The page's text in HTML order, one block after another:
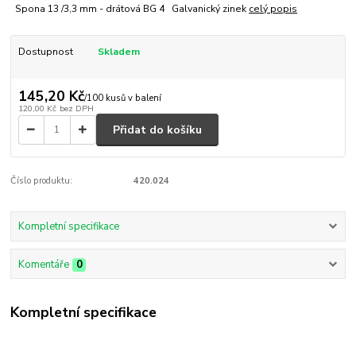
Spona 13 /3,3 mm - drátová BG 4 Galvanický zinek celý popis
Dostupnost Skladem
145,20 Kč/100 kusů v balení
120,00 Kč bez DPH
Přidat do košíku
Číslo produktu: 420.024
Kompletní specifikace
Komentáře 0
Kompletní specifikace